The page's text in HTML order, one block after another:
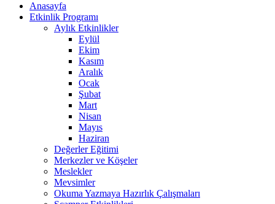
Anasayfa
Etkinlik Programı
Aylık Etkinlikler
Eylül
Ekim
Kasım
Aralık
Ocak
Şubat
Mart
Nisan
Mayıs
Haziran
Değerler Eğitimi
Merkezler ve Köşeler
Meslekler
Mevsimler
Okuma Yazmaya Hazırlık Çalışmaları